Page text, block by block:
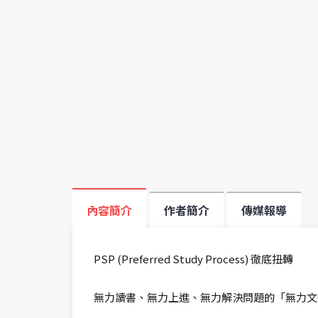
內容簡介 作者簡介 傳媒報導
PSP (Preferred Study Process) 徹底扭轉
無力讀書、無力上進、無力解決問題的「無力文